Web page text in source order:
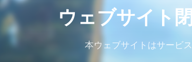
ウェブサイト
本ウェブサイトはサービ